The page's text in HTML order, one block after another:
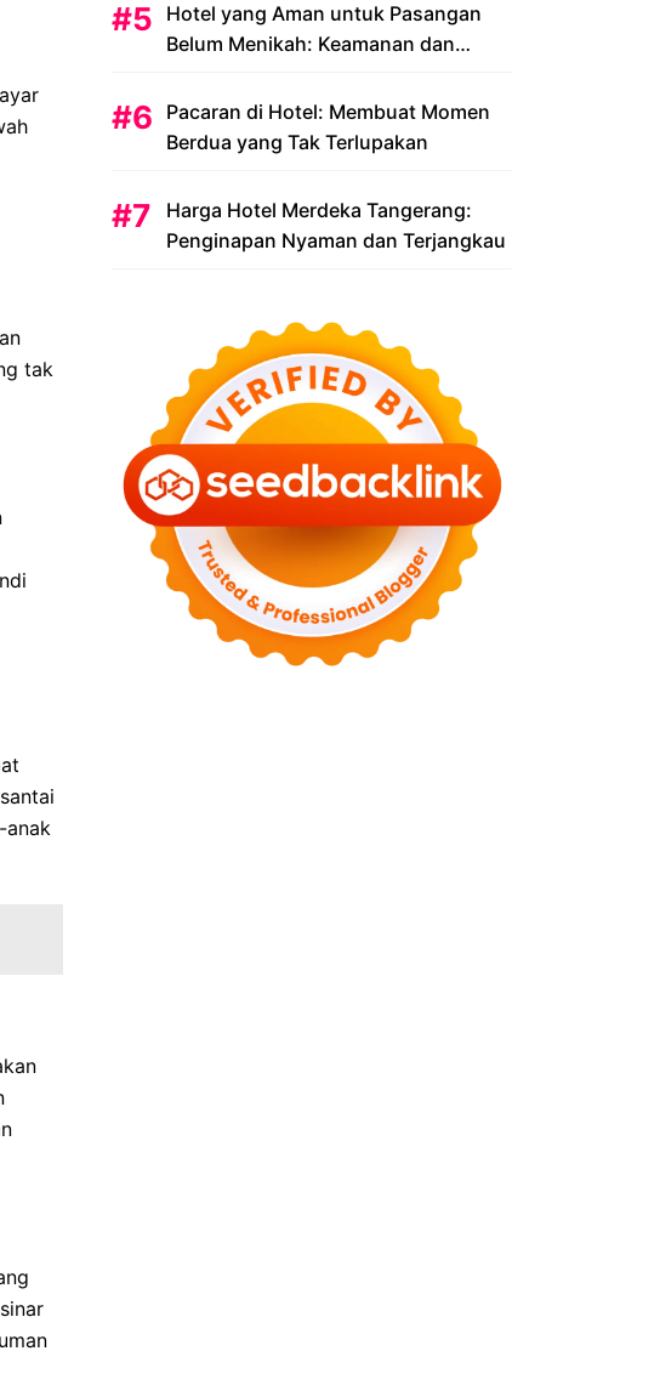
tak
anak
Hotel yang Aman untuk Pasangan
Belum Menikah: Keamanan dan
Pacaran di Hotel: Membuat Momen
Berdua yang Tak Terlupakan
Harga Hotel Merdeka Tangerang:
Penginapan Nyaman dan Terjangkau